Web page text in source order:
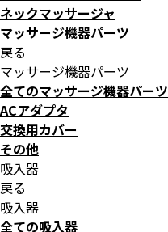
ネックマッサージャ
マッサージ機器パーツ
戻る
マッサージ機器パーツ
全てのマッサージ機器パーツ
ACアダプタ
交換用カバー
その他
吸入器
戻る
吸入器
全ての吸入器